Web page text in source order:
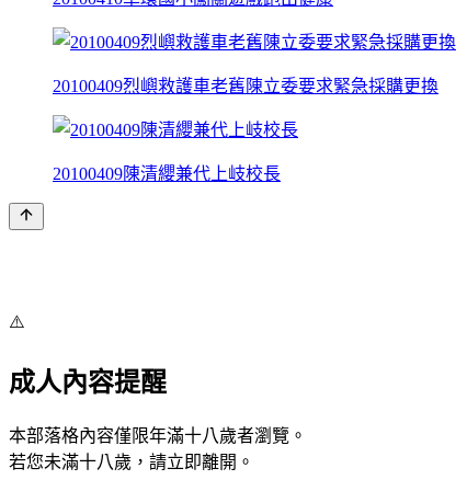
20100409烈嶼救護車老舊陳立委要求緊急採購更換
20100409陳清纓兼代上岐校長
⚠️
成人內容提醒
本部落格內容僅限年滿十八歲者瀏覽。
若您未滿十八歲，請立即離開。